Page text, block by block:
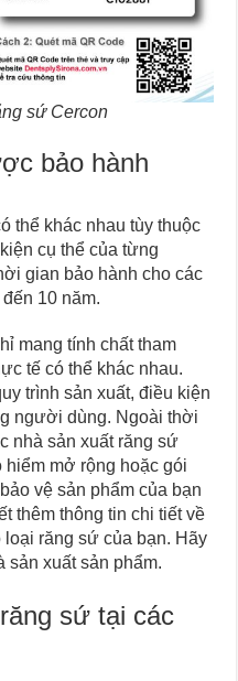
sứ Cercon
bảo hành
thể khác nhau tùy thuộc
cụ thể của từng
gian bảo hành cho các
10 năm.
mang tính chất tham
tế có thể khác nhau.
trình sản xuất, điều kiện
người dùng. Ngoài thời
nhà sản xuất răng sứ
mở rộng hoặc gói
vệ sản phẩm của bạn
thêm thông tin chi tiết về
răng sứ của bạn. Hãy
sản xuất sản phẩm.
sứ tại các